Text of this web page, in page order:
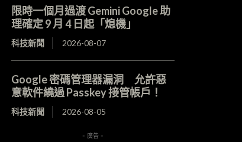
限時一個月過渡 Gemini Google 助
理確定 9 月 4 日起「熄機」
科技新聞 2026-08-07
Google 密碼管理器漏洞 允許惡
意軟件繞過 Passkey 接管帳戶！
科技新聞 2026-08-05
- 廣告 -